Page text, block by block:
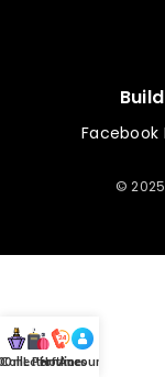
Facebook
©
mL Perfumes
Hotline
Account